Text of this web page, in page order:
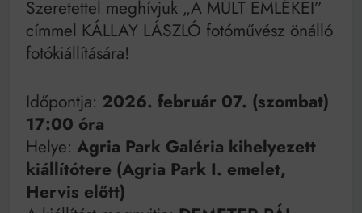
Mindenki a világot akarja uralni – de nem csak a 80-
as években
Bitumenes lapostetők: a bevált technológia akkor
működik, ha jól van felújítva
Szeretettel meghívjuk „A MÚLT EMLÉKEI”
címmel KÁLLAY LÁSZLÓ fotóművész önálló
fotókiállítására!
Időpontja: 2026. február 07. (szombat)
17:00 óra
Helye: Agria Park Galéria kihelyezett
kiállítótere (Agria Park I. emelet,
Hervis előtt)